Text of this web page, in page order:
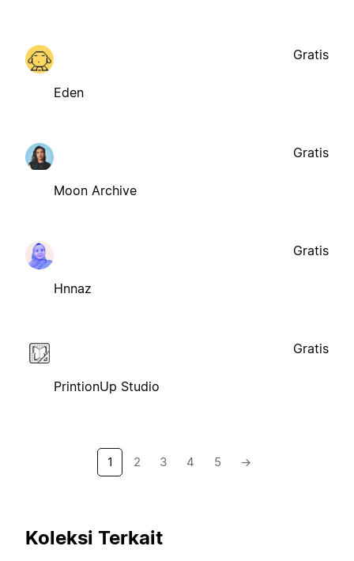
Eden
Gratis
Moon Archive
Gratis
Hnnaz
Gratis
PrintionUp Studio
Gratis
1 2 3 4 5 →
Koleksi Terkait